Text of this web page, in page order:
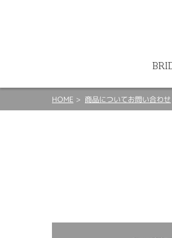
HOME 商品についてお問い合わせ